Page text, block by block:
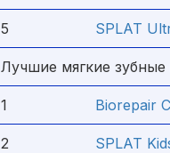
5 SPLAT
Лучшие мягкие
1 Biorepair
2 SPLAT